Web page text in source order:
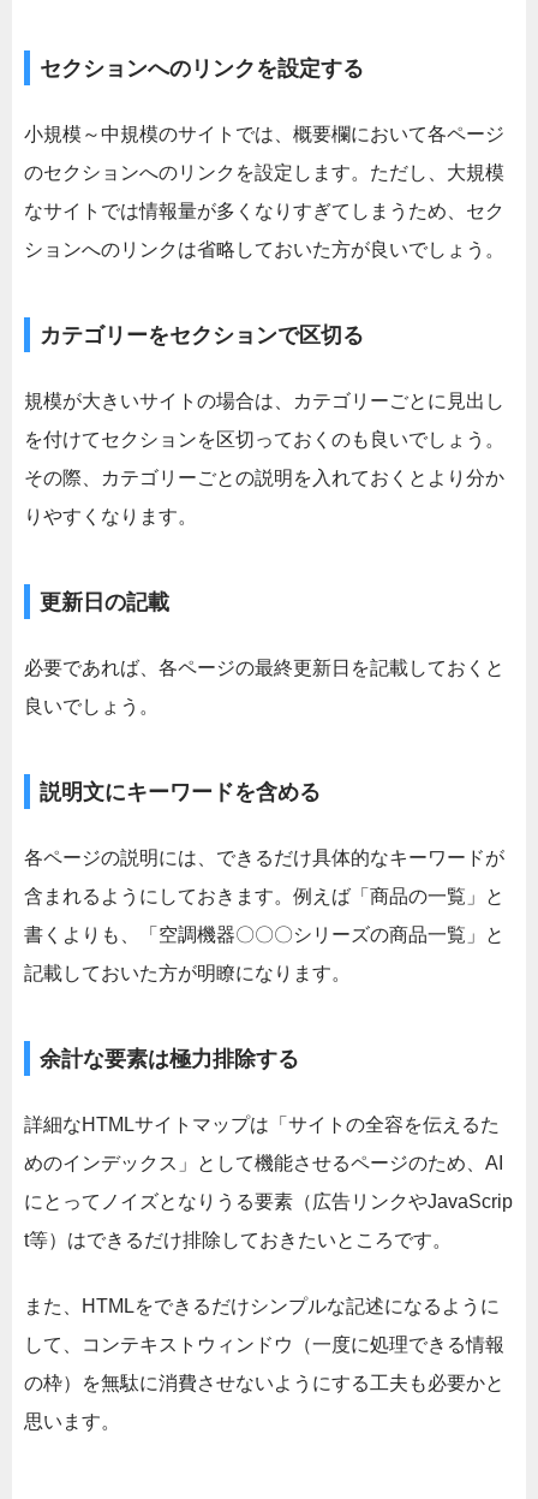
セクションへのリンクを設定する
小規模～中規模のサイトでは、概要欄において各ページ
のセクションへのリンクを設定します。ただし、大規模
なサイトでは情報量が多くなりすぎてしまうため、セク
ションへのリンクは省略しておいた方が良いでしょう。
カテゴリーをセクションで区切る
規模が大きいサイトの場合は、カテゴリーごとに見出し
を付けてセクションを区切っておくのも良いでしょう。
その際、カテゴリーごとの説明を入れておくとより分か
りやすくなります。
更新日の記載
必要であれば、各ページの最終更新日を記載しておくと
良いでしょう。
説明文にキーワードを含める
各ページの説明には、できるだけ具体的なキーワードが
含まれるようにしておきます。例えば「商品の一覧」と
書くよりも、「空調機器〇〇〇シリーズの商品一覧」と
記載しておいた方が明瞭になります。
余計な要素は極力排除する
詳細なHTMLサイトマップは「サイトの全容を伝えるた
めのインデックス」として機能させるページのため、AI
にとってノイズとなりうる要素（広告リンクやJavaScrip
t等）はできるだけ排除しておきたいところです。
また、HTMLをできるだけシンプルな記述になるように
して、コンテキストウィンドウ（一度に処理できる情報
の枠）を無駄に消費させないようにする工夫も必要かと
思います。